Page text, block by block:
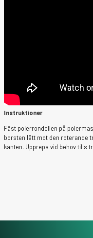
Instruktioner
Fäst polerrondellen på
borsten lätt mot den roterande
kanten. Upprepa vid behov tills